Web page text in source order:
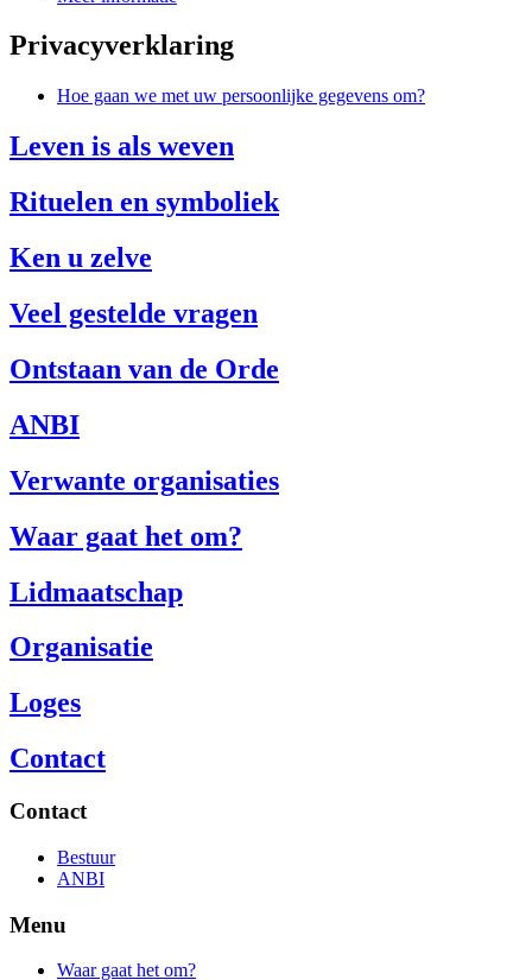
Privacyverklaring
Hoe gaan we met uw persoonlijke gegevens om?
Leven is als weven
Rituelen en symboliek
Ken u zelve
Veel gestelde vragen
Ontstaan van de Orde
ANBI
Verwante organisaties
Waar gaat het om?
Lidmaatschap
Organisatie
Loges
Contact
Contact
Bestuur
ANBI
Menu
Waar gaat het om?